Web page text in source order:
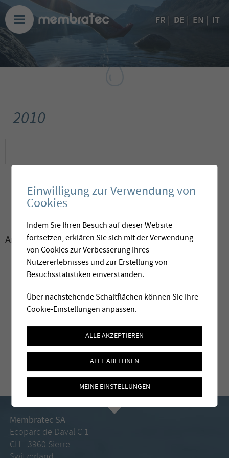
FR DE EN IT
2010
Archive:2010
Membratec SA
Ecoparc de Daval C 1
CH - 3960 Sierre
Einwilligung zur Verwendung von
Cookies
Indem Sie Ihren Besuch auf dieser Website
fortsetzen, erklären Sie sich mit der Verwendung
von Cookies zur Verbesserung Ihres
Nutzererlebnisses und zur Erstellung von
Besuchsstatistiken einverstanden.
Über nachstehende Schaltflächen können Sie Ihre
Cookie-Einstellungen anpassen.
ALLE AKZEPTIEREN
ALLE ABLEHNEN
MEINE EINSTELLUNGEN